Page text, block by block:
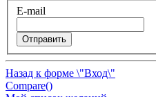
E-mail
Отправить
Назад к форме \"Вход\"
Compare()